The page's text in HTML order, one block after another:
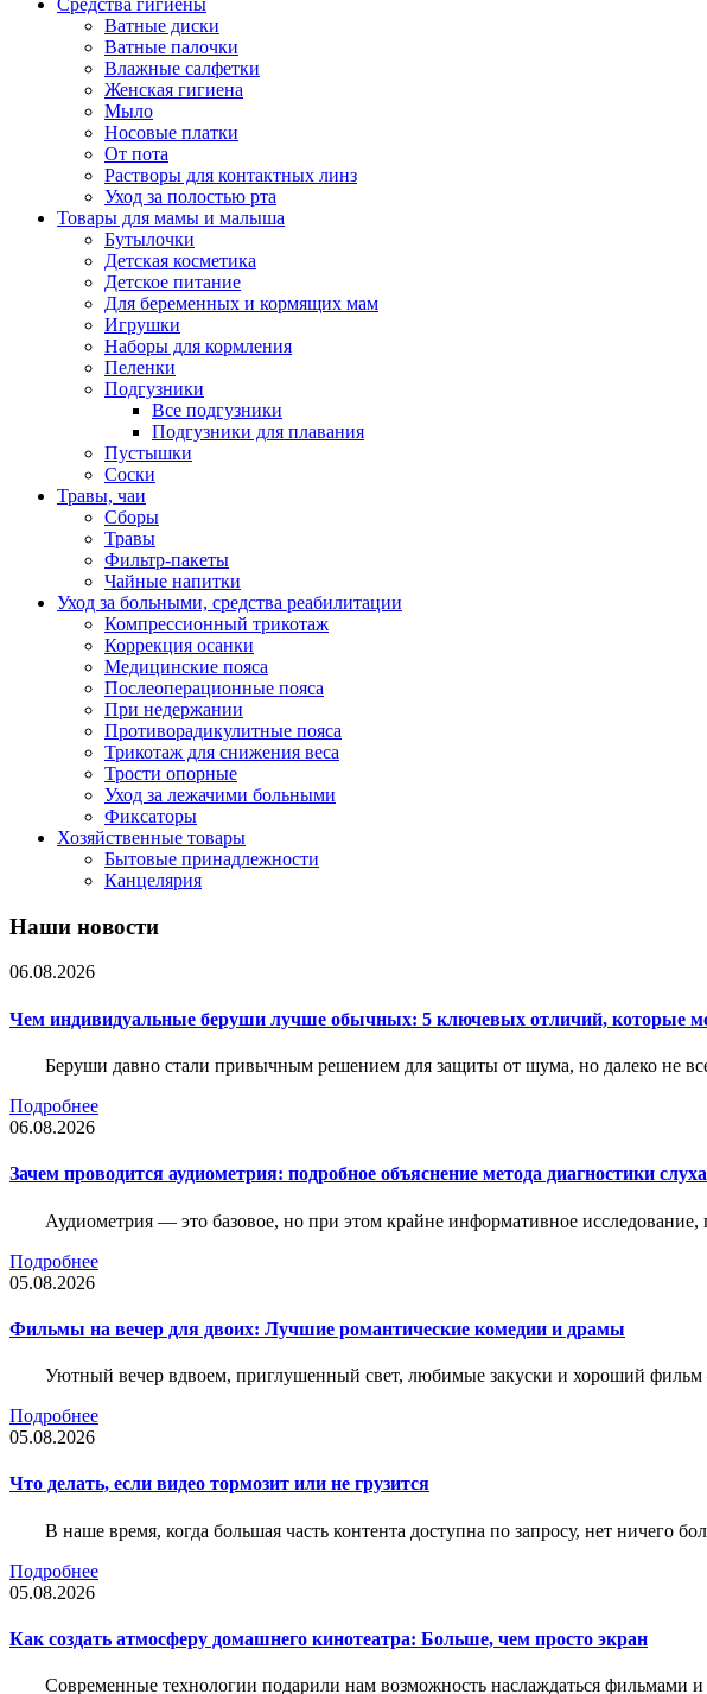
Средства гигиены
Ватные диски
Ватные палочки
Влажные салфетки
Женская гигиена
Мыло
Носовые платки
От пота
Растворы для контактных линз
Уход за полостью рта
Товары для мамы и малыша
Бутылочки
Детская косметика
Детское питание
Для беременных и кормящих мам
Игрушки
Наборы для кормления
Пеленки
Подгузники
Все подгузники
Подгузники для плавания
Пустышки
Соски
Травы, чаи
Сборы
Травы
Фильтр-пакеты
Чайные напитки
Уход за больными, средства реабилитации
Компрессионный трикотаж
Коррекция осанки
Медицинские пояса
Послеоперационные пояса
При недержании
Противорадикулитные пояса
Трикотаж для снижения веса
Трости опорные
Уход за лежачими больными
Фиксаторы
Хозяйственные товары
Бытовые принадлежности
Канцелярия
Наши новости
06.08.2026
Чем индивидуальные беруши лучше обычных: 5 ключевых отличий, которые
Беруши давно стали привычным решением для защиты от шума, но далеко не
Подробнее
06.08.2026
Зачем проводится аудиометрия: подробное объяснение метода диагностики слуха
Аудиометрия — это базовое, но при этом крайне информативное исследование,
Подробнее
05.08.2026
Фильмы на вечер для двоих: Лучшие романтические комедии и драмы
Уютный вечер вдвоем, приглушенный свет, любимые закуски и хороший
Подробнее
05.08.2026
Что делать, если видео тормозит или не грузится
В наше время, когда большая часть контента доступна по запросу, нет ничего
Подробнее
05.08.2026
Как создать атмосферу домашнего кинотеатра: Больше, чем просто экран
Современные технологии подарили нам возможность наслаждаться фильмами